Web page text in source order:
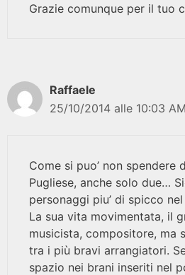
Grazie comunque per il tuo
Raffaele
25/10/2014 alle 10:03 AM
Come si puo’ non spendere
Pugliese, anche solo due…
personaggi piu’ di spicco
La sua vita movimentata, il
musicista, compositore, ma
tra i più bravi arrangiatori.
spazio nei brani inseriti nel